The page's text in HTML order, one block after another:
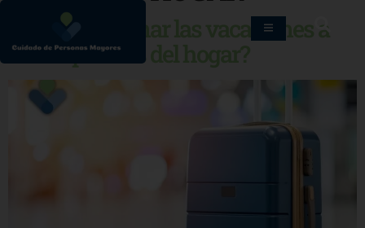
¿Cómo gestionar las vacaciones a
las empleadas del hogar?